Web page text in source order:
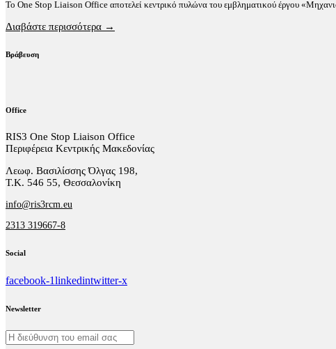
Το One Stop Liaison Office αποτελεί κεντρικό πυλώνα του εμβληματικού έργου
Διαβάστε περισσότερα →
Βράβευση
Office
RIS3 One Stop Liaison Office
Περιφέρεια Κεντρικής Μακεδονίας
Λεωφ. Βασιλίσσης Όλγας 198,
Τ.Κ. 546 55, Θεσσαλονίκη
info@ris3rcm.eu
2313 319667-8
Social
facebook-1linkedintwitter-x
Newsletter